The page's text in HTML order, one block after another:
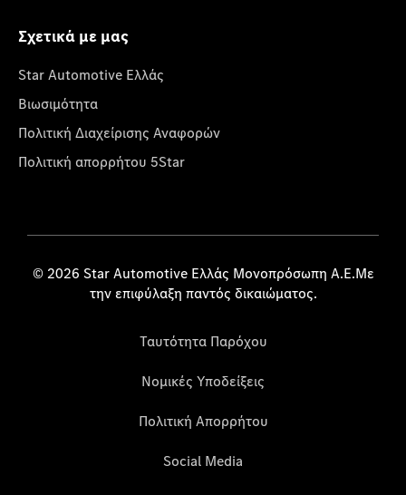
Σχετικά με μας
Star Automotive Ελλάς
Βιωσιμότητα
Πολιτική Διαχείρισης Αναφορών
Πολιτική απορρήτου 5Star
© 2026 Star Automotive Ελλάς Μονοπρόσωπη Α.Ε.Με
την επιφύλαξη παντός δικαιώματος.
Ταυτότητα Παρόχου
Νομικές Υποδείξεις
Πολιτική Απορρήτου
Social Media